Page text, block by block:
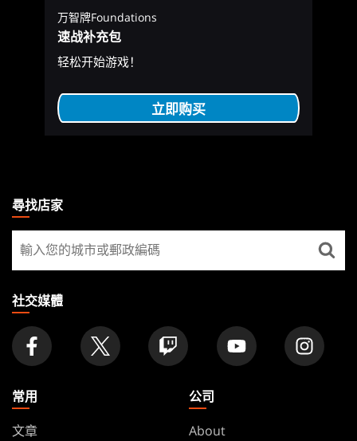
万智牌Foundations
速战补充包
轻松开始游戏！
立即购买
THE
GATHERING
FOOTER
尋找店家
尋
找
家
社交媒體
常用
文章
公司
About